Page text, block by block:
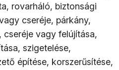
rovarháló, biztonsági
cseréje, párkány,
cseréje vagy felújítása,
szigetelése,
építése, korszerűsítése,